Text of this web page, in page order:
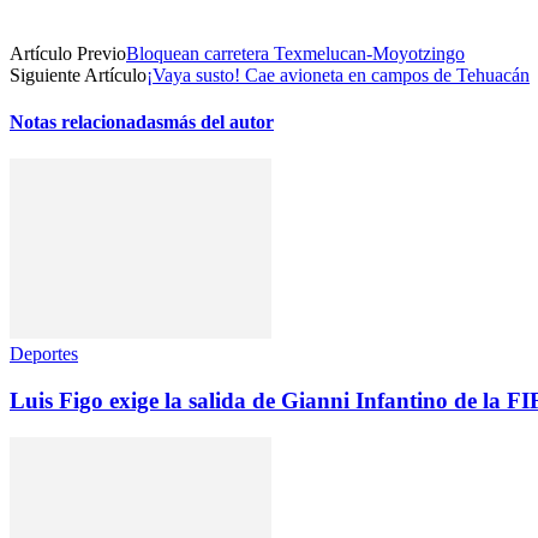
Artículo PrevioBloquean carretera Texmelucan-Moyotzingo
Siguiente Artículo¡Vaya susto! Cae avioneta en campos de Tehuacán
Notas relacionadasmás del autor
Deportes
Luis Figo exige la salida de Gianni Infantino de la